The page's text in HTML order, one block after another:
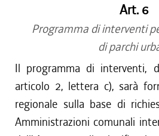
Art. 6
Programma di interventi
di parchi
Il programma di interventi,
articolo 2, lettera c), sarà
regionale sulla base di
Amministrazioni comunali